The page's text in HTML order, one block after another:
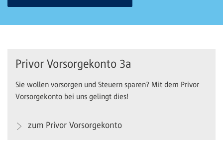
Privor Vorsorgekonto 3a
Sie wollen vorsorgen und Steuern sparen? Mit dem Privor
Vorsorgekonto bei uns gelingt dies!
zum Privor Vorsorgekonto